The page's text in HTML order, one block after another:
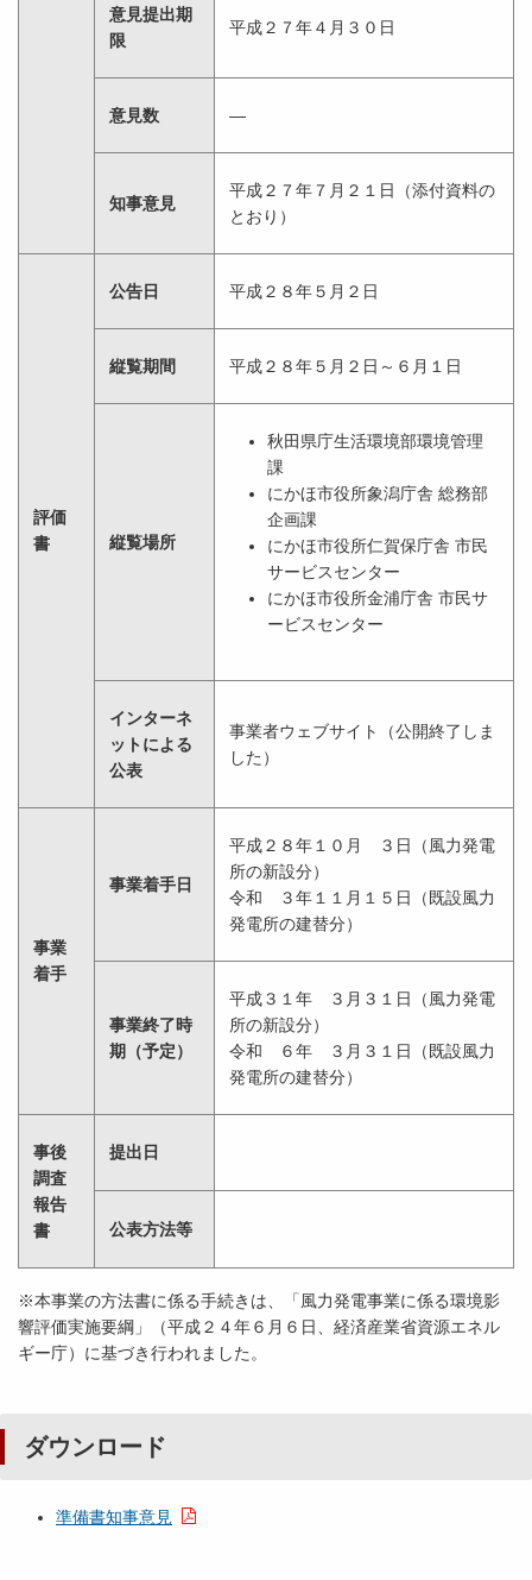
意見提出期
限
平成２７年４月３０日
意見数 ―
知事意見
平成２７年７月２１日（添付資料の
とおり）
評価
書
公告日 平成２８年５月２日
縦覧期間 平成２８年５月２日～６月１日
縦覧場所
秋田県庁生活環境部環境管理
課
にかほ市役所象潟庁舎 総務部
企画課
にかほ市役所仁賀保庁舎 市民
サービスセンター
にかほ市役所金浦庁舎 市民サ
ービスセンター
インターネ
ットによる
公表
事業者ウェブサイト（公開終了しま
した）
事業
着手
事業着手日
平成２８年１０月 ３日（風力発電
所の新設分）
令和 ３年１１月１５日（既設風力
発電所の建替分）
事業終了時
期（予定）
平成３１年 ３月３１日（風力発電
所の新設分）
令和 ６年 ３月３１日（既設風力
発電所の建替分）
事後
調査
報告
書
提出日
公表方法等
※本事業の方法書に係る手続きは、「風力発電事業に係る環境影
響評価実施要綱」（平成２４年６月６日、経済産業省資源エネル
ギー庁）に基づき行われました。
ダウンロード
準備書知事意見